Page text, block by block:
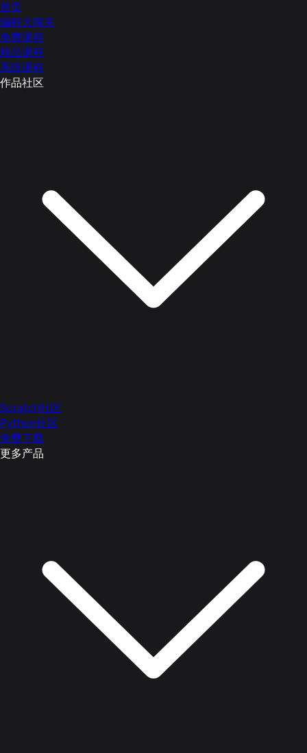
首页
编程大闯关
免费课程
精品课程
系统课程
作品社区
Scratch社区
Python社区
免费下载
更多产品